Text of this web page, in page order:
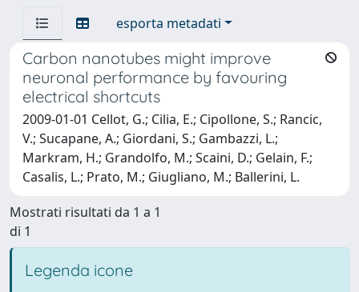
esporta metadati
Carbon nanotubes might improve
neuronal performance by favouring
electrical shortcuts
2009-01-01 Cellot, G.; Cilia, E.; Cipollone, S.; Rancic,
V.; Sucapane, A.; Giordani, S.; Gambazzi, L.;
Markram, H.; Grandolfo, M.; Scaini, D.; Gelain, F.;
Casalis, L.; Prato, M.; Giugliano, M.; Ballerini, L.
Mostrati risultati da 1 a 1
di 1
Legenda icone